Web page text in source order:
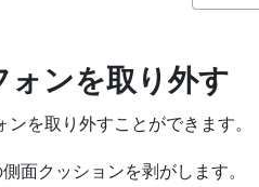
ンを取り外す
を取り外すことができます。
面クッションを剥がします。